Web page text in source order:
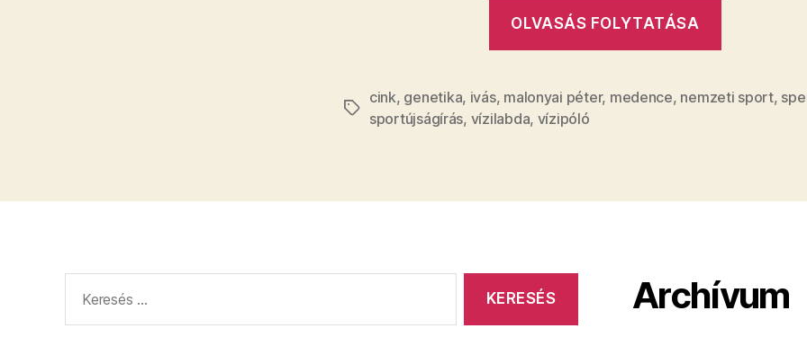
OLVASÁS FOLYTATÁSA
magyar
Címkék
cink, genetika, ivás, malonyai péter, medence, nemzeti sport,
sportújságírás, vízilabda, vízipóló
Archívum